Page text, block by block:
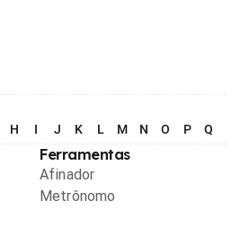
H I J K L M N O P Q
Ferramentas
Afinador
Metrônomo